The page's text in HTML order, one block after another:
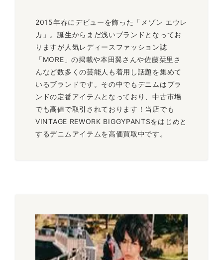
2015年春にデビューを飾った「メゾン エウレ
カ」。誕生からまだ浅いブランドとなってお
りますが人気レディースファッション誌
「MORE」の掲載や本田翼さんや佐藤栞里さ
んなど数多くの芸能人も着用し話題を集めて
いるブランドです。その中でもデニムはブラ
ンドの定番アイテムとなっており、中古市場
でも高値で取引されております！当店でも
VINTAGE REWORK BIGGYPANTSをはじめと
するデニムアイテムを高価買取中です。